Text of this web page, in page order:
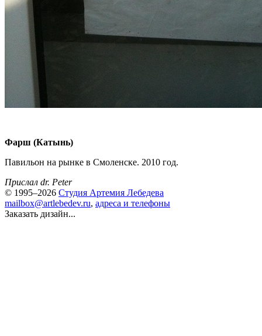
Фарш (Катынь)
Павильон на рынке в Смоленске. 2010 год.
Прислал dr. Peter
© 1995–2026 Студия Артемия Лебедева
mailbox@artlebedev.ru, адреса и телефоны
Заказать дизайн...